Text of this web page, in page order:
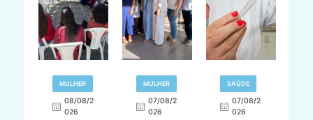
MULHER
08/08/2
026
MULHER
07/08/2
026
SAÚDE
07/08/2
026